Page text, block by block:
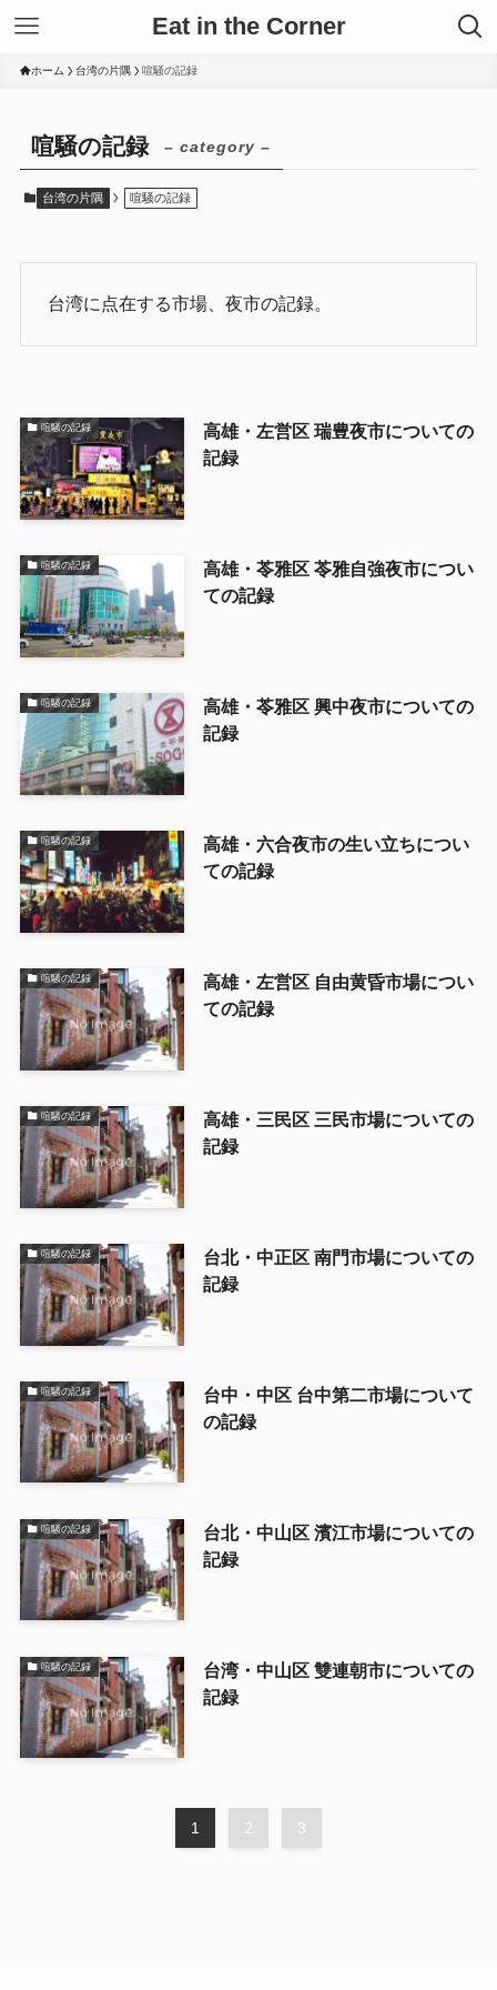
Eat in the Corner
ホーム 台湾の片隅 喧騒の記録
喧騒の記録 – category –
台湾の片隅 喧騒の記録
台湾に点在する市場、夜市の記録。
喧騒の記録
高雄・左営区 瑞豊夜市についての
記録
喧騒の記録
高雄・苓雅区 苓雅自強夜市につい
ての記録
喧騒の記録
高雄・苓雅区 興中夜市についての
記録
喧騒の記録
高雄・六合夜市の生い立ちについ
ての記録
喧騒の記録
高雄・左営区 自由黄昏市場につい
ての記録
喧騒の記録
高雄・三民区 三民市場についての
記録
喧騒の記録
台北・中正区 南門市場についての
記録
喧騒の記録
台中・中区 台中第二市場について
の記録
喧騒の記録
台北・中山区 濱江市場についての
記録
喧騒の記録
台湾・中山区 雙連朝市についての
記録
1 2 3